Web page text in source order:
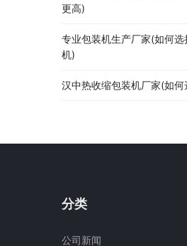
更高)
专业包装机生产厂家(如何
机)
汉中热收缩包装机厂家(如
分类
公司新闻